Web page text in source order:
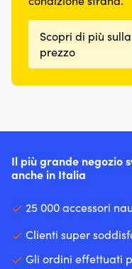
Scopri di più
prezzo
Il più grande negozio
anche in Italia
25 000 accessori
Clienti super
Gli ordini effettuati